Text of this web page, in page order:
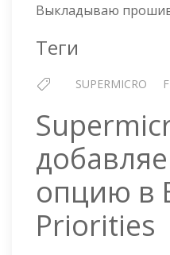
Выкладываю
Теги
SUPERMICRO
опцию в
Priorities